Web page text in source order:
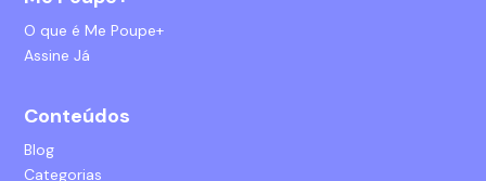
O que é Me Poupe+
Assine Já
Conteúdos
Blog
Categorias